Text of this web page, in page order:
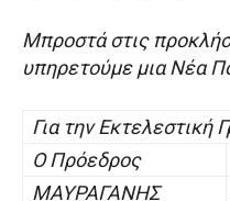
Μπροστά στις
υπηρετούμε μια Νέα
Για την Εκτελεστική
O Πρόεδρος
ΜΑΥΡΑΓΑΝΗΣ